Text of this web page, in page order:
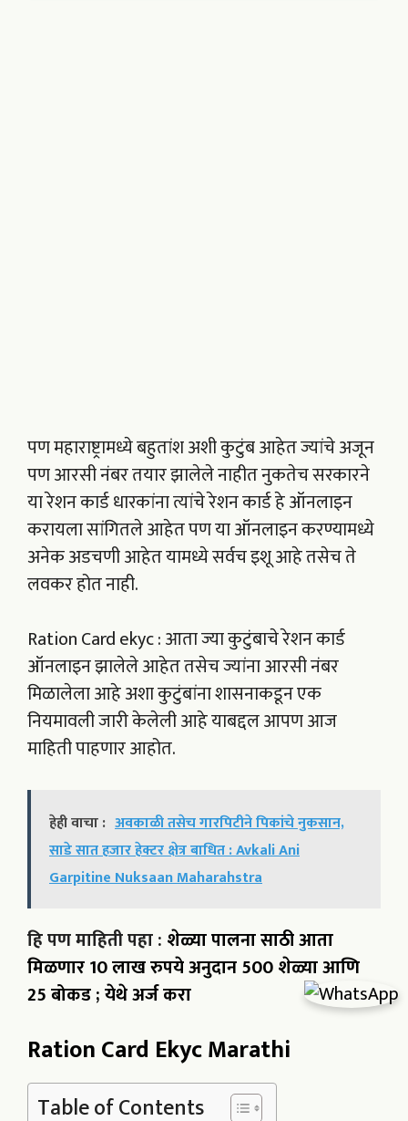
पण महाराष्ट्रामध्ये बहुतांश अशी कुटुंब आहेत ज्यांचे अजून
पण आरसी नंबर तयार झालेले नाहीत नुकतेच सरकारने
या रेशन कार्ड धारकांना त्यांचे रेशन कार्ड हे ऑनलाइन
करायला सांगितले आहेत पण या ऑनलाइन करण्यामध्ये
अनेक अडचणी आहेत यामध्ये सर्वच इशू आहे तसेच ते
लवकर होत नाही.
Ration Card ekyc : आता ज्या कुटुंबाचे रेशन कार्ड
ऑनलाइन झालेले आहेत तसेच ज्यांना आरसी नंबर
मिळालेला आहे अशा कुटुंबांना शासनाकडून एक
नियमावली जारी केलेली आहे याबद्दल आपण आज
माहिती पाहणार आहोत.
हेही वाचा : अवकाळी तसेच गारपिटीने पिकांचे नुकसान,
साडे सात हजार हेक्टर क्षेत्र बाधित : Avkali Ani
Garpitine Nuksaan Maharahstra
हि पण माहिती पहा : शेळ्या पालना साठी आता
मिळणार 10 लाख रुपये अनुदान 500 शेळ्या आणि
25 बोकड ; येथे अर्ज करा
Ration Card Ekyc Marathi
Table of Contents